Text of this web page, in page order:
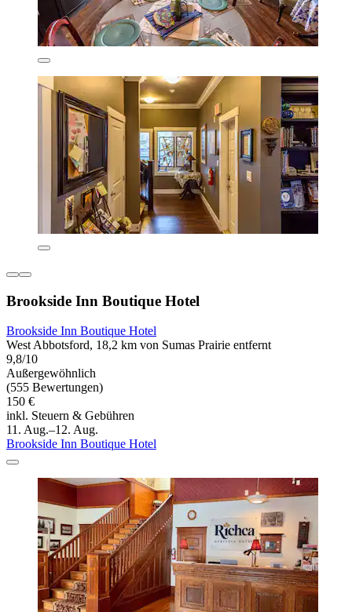
Brookside Inn Boutique Hotel
Brookside Inn Boutique Hotel
West Abbotsford, 18,2 km von Sumas Prairie entfernt
9,8/10
Außergewöhnlich
(555 Bewertungen)
150 €
inkl. Steuern & Gebühren
11. Aug.–12. Aug.
Brookside Inn Boutique Hotel